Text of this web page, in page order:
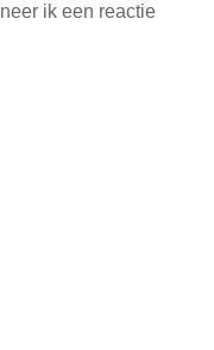
ik een reactie